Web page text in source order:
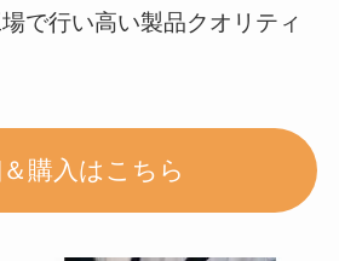
で行い高い製品クオリティ
購入はこちら